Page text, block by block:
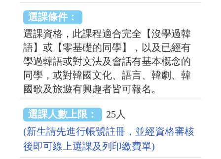
選課條件：
選課資格，此課程適合完全【沒學過韓
語】或【零基礎的同學】，以及已經有
學過韓語或對文法及會話有基本概念的
同學，或對韓國文化、語言、韓劇、韓
國歌及旅遊有興趣者皆可報名。
選課人數上限：
25人
(新生請先進行帳號註冊，並經資格審核
後即可線上選課及列印繳費單)